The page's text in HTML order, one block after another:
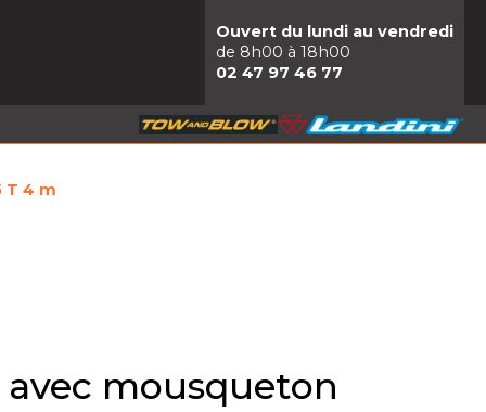
Ouvert du lundi au vendredi
de 8h00 à 18h00
02 47 97 46 77
T 4 m
mousqueton